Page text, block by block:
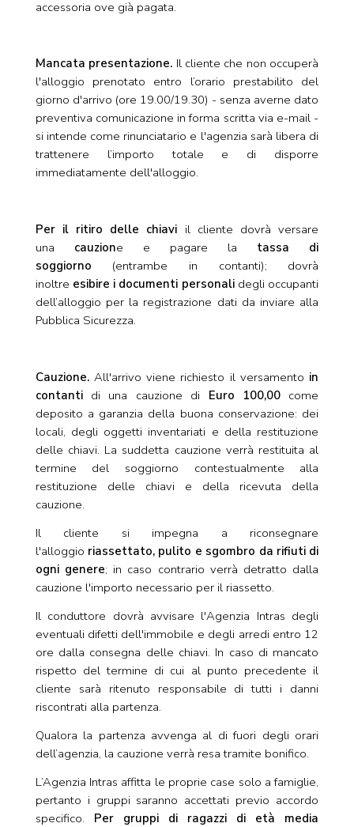
accessoria ove già pagata.
Mancata presentazione. Il cliente che non occuperà
l'alloggio prenotato entro l’orario prestabilito del
giorno d'arrivo (ore 19.00/19.30) - senza averne dato
preventiva comunicazione in forma scritta via e-mail -
si intende come rinunciatario e l'agenzia sarà libera di
trattenere l’importo totale e di disporre
immediatamente dell'alloggio.
Per il ritiro delle chiavi il cliente dovrà versare
una cauzione e pagare la tassa di
soggiorno (entrambe in contanti); dovrà
inoltre esibire i documenti personali degli occupanti
dell’alloggio per la registrazione dati da inviare alla
Pubblica Sicurezza.
Cauzione.All'arrivo viene richiesto il versamento in
contantidi una cauzione di Euro 100,00 come
deposito a garanzia della buona conservazione: dei
locali, degli oggetti inventariati e della restituzione
delle chiavi. La suddetta cauzione verrà restituita al
termine del soggiorno contestualmente alla
restituzione delle chiavi e della ricevuta della
cauzione.
Il cliente si impegna a riconsegnare
l'alloggio riassettato, pulito e sgombro da rifiuti di
ogni genere; in caso contrario verrà detratto dalla
cauzione l'importo necessario per il riassetto.
Il conduttore dovrà avvisare l'Agenzia Intras degli
eventuali difetti dell'immobile e degli arredi entro 12
ore dalla consegna delle chiavi. In caso di mancato
rispetto del termine di cui al punto precedente il
cliente sarà ritenuto responsabile di tutti i danni
riscontrati alla partenza.
Qualora la partenza avvenga al di fuori degli orari
dell’agenzia, la cauzione verrà resa tramite bonifico.
L’Agenzia Intras affitta le proprie case solo a famiglie,
pertanto i gruppi saranno accettati previo accordo
specifico. Per gruppi di ragazzi di età media